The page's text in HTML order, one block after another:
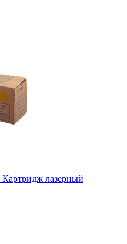
Картридж лазерный